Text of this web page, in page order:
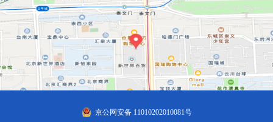
京公网安备 11010202010081号